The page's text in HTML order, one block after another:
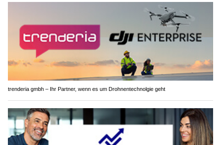
trenderia gmbh – Ihr Partner, wenn es um Drohnentechnolgie geht